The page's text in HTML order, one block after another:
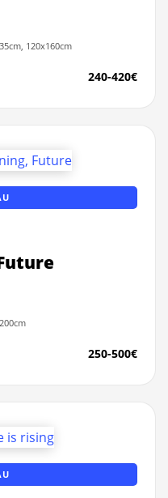
120x160cm
240-420€
250-500€